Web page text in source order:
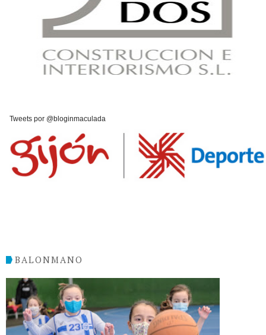
Tweets por @bloginmaculada
BALONMANO